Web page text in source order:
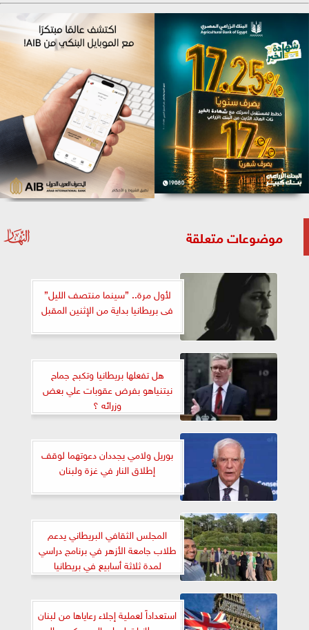
موضوعات متعلقة
لأول مرة.. ”سينما منتصف الليل”
فى بريطانيا بداية من الإثنين المقبل
هل تفعلها بريطانيا وتكبح جماح
نيتنياهو بفرض عقوبات علي بعض
وزرائه ؟
بوريل ولامي يجددان دعوتهما لوقف
إطلاق النار في غزة ولبنان
المجلس الثقافي البريطاني يدعم
طلاب جامعة الأزهر في برنامج دراسي
لمدة ثلاثة أسابيع في بريطانيا
استعداداً لعملية إجلاء رعاياها من لبنان